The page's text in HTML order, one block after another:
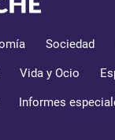
Sociedad
Vida y Ocio
Informes